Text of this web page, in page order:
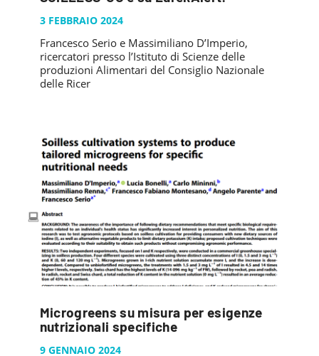
TASK 3.6
TASK 3.7
TASK 3.8
ARTICOLO DELLA SETTIMANA
RASSEGNA STAMPA
TESI DI LAUREA
FOTO GALLERY
VIDEO GALLERY
CONTATTI
3 FEBBRAIO 2024
Francesco Serio e Massimiliano D’Imperio,
ricercatori presso l’Istituto di Scienze delle
produzioni Alimentari del Consiglio Nazionale
delle Ricer
Microgreens su misura per esigenze
nutrizionali specifiche
9 GENNAIO 2024